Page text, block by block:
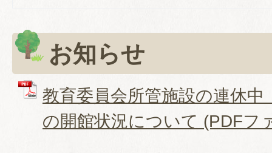
お知らせ
教育委員会所管施設の連休中
の開館状況について (PDFフ